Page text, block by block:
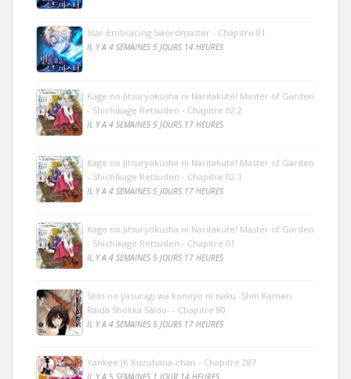
Star-Embracing Swordmaster - Chapitre 01
IL Y A 4 SEMAINES 5 JOURS 14 HEURES
Kage no Jitsuryokusha ni Naritakute! Master of Garden
- Shichikage Retsuden - Chapitre 02.2
IL Y A 4 SEMAINES 5 JOURS 17 HEURES
Kage no Jitsuryokusha ni Naritakute! Master of Garden
- Shichikage Retsuden - Chapitre 02.1
IL Y A 4 SEMAINES 5 JOURS 17 HEURES
Kage no Jitsuryokusha ni Naritakute! Master of Garden
- Shichikage Retsuden - Chapitre 01
IL Y A 4 SEMAINES 5 JOURS 17 HEURES
Shin no yasuragi wa konoyo ni naku -Shin Kamen
Raida Shokka Saido- - Chapitre 80
IL Y A 4 SEMAINES 5 JOURS 17 HEURES
Yankee JK Kuzuhana-chan - Chapitre 287
IL Y A 5 SEMAINES 1 JOUR 14 HEURES